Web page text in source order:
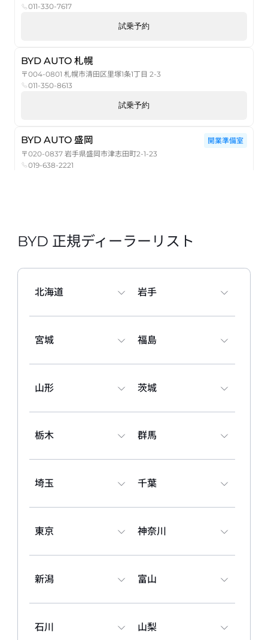
011-330-7617
試乗予約
BYD AUTO 札幌
〒004-0801 札幌市清田区里塚1条1丁目 2-3
011-350-8613
試乗予約
BYD AUTO 盛岡
開業準備室
〒020-0837 岩手県盛岡市津志田町2-1-23
019-638-2221
〒980-0021 宮城県仙台市青葉区中央2-2-10 仙都会館ビル1階
022-796-8873
BYD AUTO 仙台泉
試乗予約
〒963-0101 福島県郡山市安積町日出山2-122-2
BYD AUTO 山形
023-616-3377
BYD AUTO 水戸
029-297-3323
BYD AUTO つくば
開業準備室
BYD 正規ディーラーリスト
北海道 岩手
宮城 福島
山形 茨城
栃木 群馬
埼玉 千葉
東京 神奈川
新潟 富山
石川 山梨